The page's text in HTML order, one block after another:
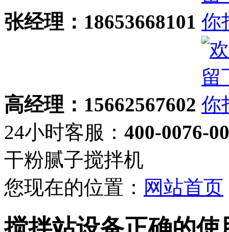
张经理：18653668101
高经理：15662567602
24小时客服： 400-0076-
干粉腻子搅拌机
您现在的位置： 网站首页